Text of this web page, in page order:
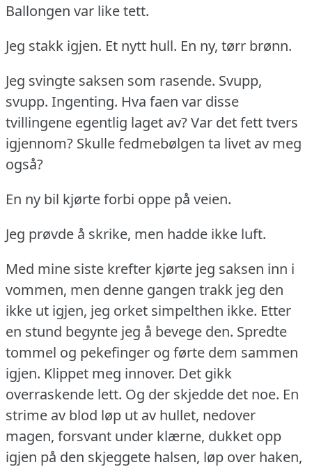
Ballongen var like tett.
Jeg stakk igjen. Et nytt hull. En ny, tørr brønn.
Jeg svingte saksen som rasende. Svupp,
svupp. Ingenting. Hva faen var disse
tvillingene egentlig laget av?Var det fett tvers
igjennom? Skulle fedmebølgen ta livet av meg
også?
En ny bil kjørte forbi oppe på veien.
Jeg prøvde å skrike, men hadde ikke luft.
Med mine siste krefter kjørte jeg saksen inn i
vommen, men denne gangen trakk jeg den
ikke ut igjen, jeg orket simpelthen ikke. Etter
en stund begynte jeg å bevege den. Spredte
tommel og pekefinger og førte dem sammen
igjen. Klippet meg innover. Det gikk
overraskende lett. Og der skjedde det noe. En
strime av blod løp ut av hullet, nedover
magen, forsvant under klærne, dukket opp
igjen på den skjeggete halsen, løp over haken,